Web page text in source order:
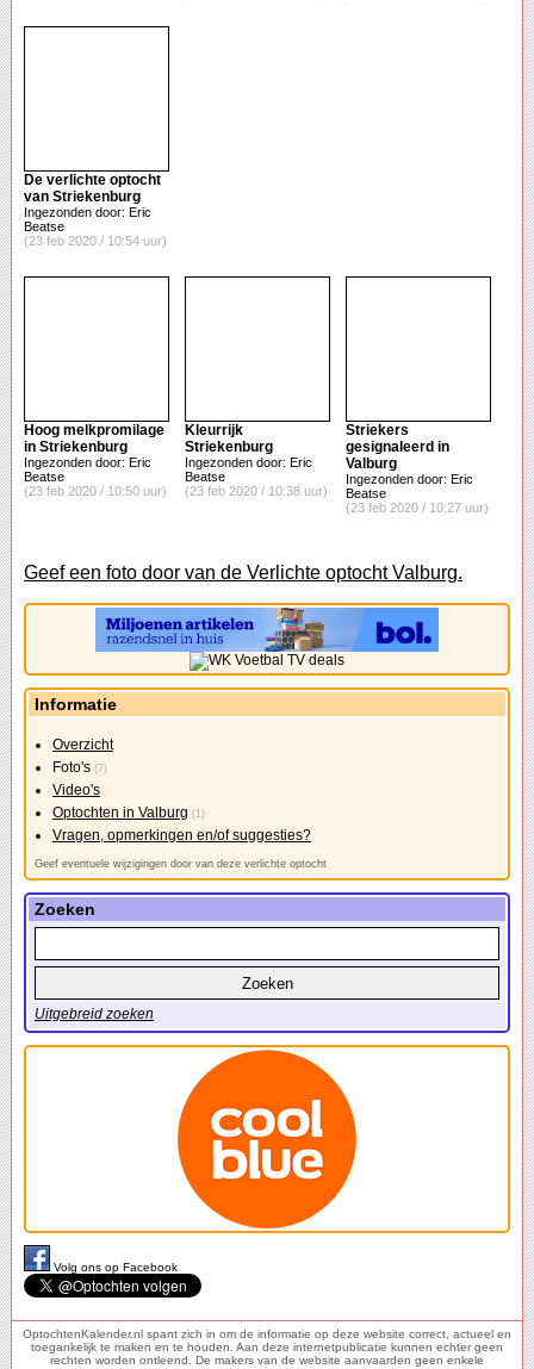
De verlichte optocht
van Striekenburg
Ingezonden door: Eric
Beatse
(23 feb 2020 / 10:54 uur)
Hoog melkpromilage
in Striekenburg
Ingezonden door: Eric
Beatse
(23 feb 2020 / 10:50 uur)
Kleurrijk
Striekenburg
Ingezonden door: Eric
Beatse
(23 feb 2020 / 10:38 uur)
Striekers
gesignaleerd in
Valburg
Ingezonden door: Eric
Beatse
(23 feb 2020 / 10:27 uur)
Geef een foto door van de Verlichte optocht Valburg.
Informatie
Overzicht
Foto's (7)
Video's
Optochten in Valburg (1)
Vragen, opmerkingen en/of suggesties?
Geef eventuele wijzigingen door van deze verlichte optocht
Zoeken
Uitgebreid zoeken
Volg ons op Facebook
OptochtenKalender.nl spant zich in om de informatie op deze website correct, actueel en
toegankelijk te maken en te houden. Aan deze internetpublicatie kunnen echter geen
rechten worden ontleend. De makers van de website aanvaarden geen enkele